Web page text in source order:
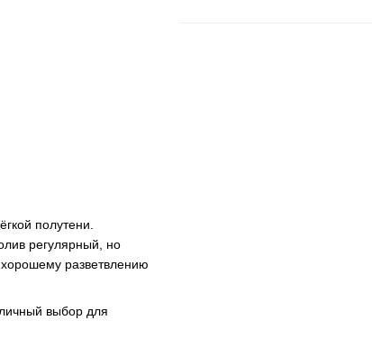
полутени.
регулярный, но
разветвлению
выбор для